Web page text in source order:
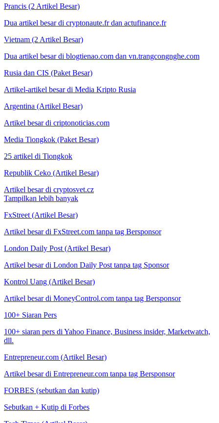
Prancis (2 Artikel Besar)
Dua artikel besar di cryptonaute.fr dan actufinance.fr
Vietnam (2 Artikel Besar)
Dua artikel besar di blogtienao.com dan vn.trangcongnghe.com
Rusia dan CIS (Paket Besar)
Artikel-artikel besar di Media Kripto Rusia
Argentina (Artikel Besar)
Artikel besar di criptonoticias.com
Media Tiongkok (Paket Besar)
25 artikel di Tiongkok
Republik Ceko (Artikel Besar)
Artikel besar di cryptosvet.cz
Tampilkan lebih banyak
FxStreet (Artikel Besar)
Artikel besar di FxStreet.com tanpa tag Bersponsor
London Daily Post (Artikel Besar)
Artikel besar di London Daily Post tanpa tag Sponsor
Kontrol Uang (Artikel Besar)
Artikel besar di MoneyControl.com tanpa tag Bersponsor
100+ Siaran Pers
100+ siaran pers di Yahoo Finance, Business insider, Marketwatch,
dll.
Entrepreneur.com (Artikel Besar)
Artikel besar di Entrepreneur.com tanpa tag Bersponsor
FORBES (sebutkan dan kutip)
Sebutkan + Kutip di Forbes